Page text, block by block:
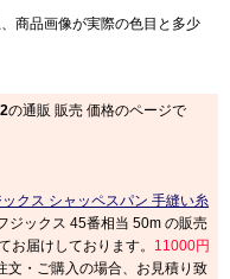
商品画像が実際の色目と多少
の通販 販売 価格のページで
ックス シャッペスパン 手縫い糸
ックス 45番相当 50m の販売
お届けしております。 11000円
文・ご購入の場合、お見積り致